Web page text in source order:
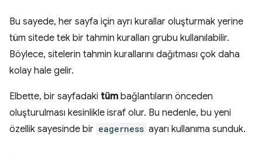
Bu sayede, her sayfa için ayrı kurallar oluşturmak yerine
tüm sitede tek bir tahmin kuralları grubu kullanılabilir.
Böylece, sitelerin tahmin kurallarını dağıtması çok daha
kolay hale gelir.
Elbette, bir sayfadaki tüm bağlantıların önceden
oluşturulması kesinlikle israf olur. Bu nedenle, bu yeni
özellik sayesinde bir eagerness ayarı kullanıma sunduk.